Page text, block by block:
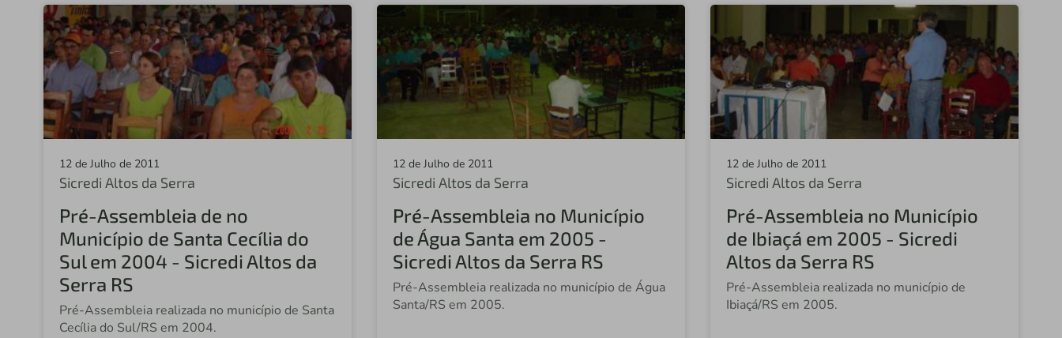
Fundação Sicredi
Sicredi
Sicredi Altos da Serra RS/SC
Central Sicredi PR
Sicredi Campos Gerais
Fundação Sicredi
Sicredi Celeiro
Sicredi Vale do Piquiri
12 de Julho de 2011
Sicredi Altos da Serra
Pré-Assembleia de no
Município de Santa Cecília do
Sul em 2004 - Sicredi Altos da
Serra RS
Pré-Assembleia realizada no município de Santa
Cecília do Sul/RS em 2004.
12 de Julho de 2011
Sicredi Altos da Serra
Pré-Assembleia no Município
de Água Santa em 2005 -
Sicredi Altos da Serra RS
Pré-Assembleia realizada no município de Água
Santa/RS em 2005.
12 de Julho de 2011
Sicredi Altos da Serra
Pré-Assembleia no Município
de Ibiaçá em 2005 - Sicredi
Altos da Serra RS
Pré-Assembleia realizada no município de
Ibiaçá/RS em 2005.